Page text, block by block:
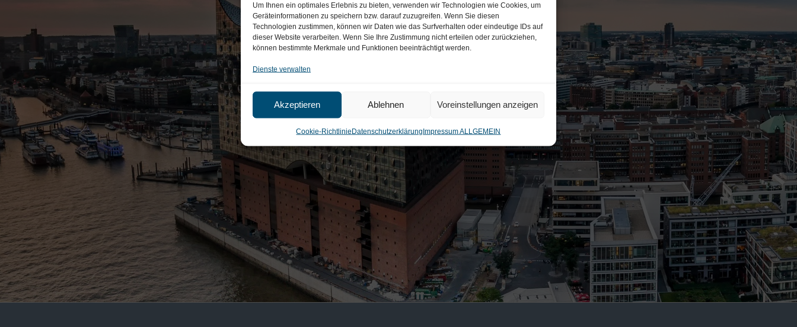
Um Ihnen ein optimales Erlebnis zu bieten, verwenden wir Technologien wie Cookies, um
Geräteinformationen zu speichern bzw. darauf zuzugreifen. Wenn Sie diesen
Technologien zustimmen, können wir Daten wie das Surfverhalten oder eindeutige IDs auf
dieser Website verarbeiten. Wenn Sie Ihre Zustimmung nicht erteilen oder zurückziehen,
können bestimmte Merkmale und Funktionen beeinträchtigt werden.
Dienste verwalten
Akzeptieren Ablehnen Voreinstellungen anzeigen
Cookie-RichtlinieDatenschutzerklärungImpressum ALLGEMEIN